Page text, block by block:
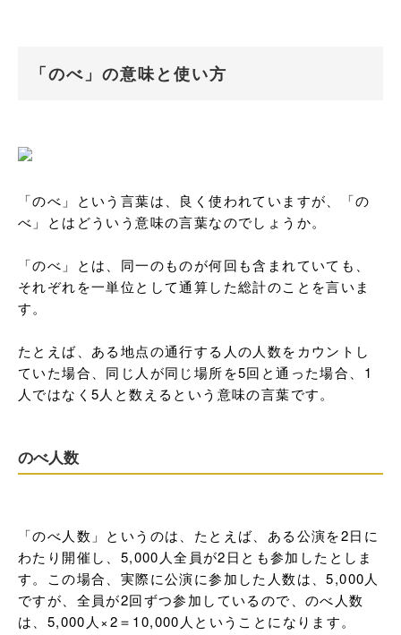
「のべ」の意味と使い方
「のべ」という言葉は、良く使われていますが、「の
べ」とはどういう意味の言葉なのでしょうか。
「のべ」とは、同一のものが何回も含まれていても、
それぞれを一単位として通算した総計のことを言いま
す。
たとえば、ある地点の通行する人の人数をカウントし
ていた場合、同じ人が同じ場所を5回と通った場合、1
人ではなく5人と数えるという意味の言葉です。
のべ人数
「のべ人数」というのは、たとえば、ある公演を2日に
わたり開催し、5,000人全員が2日とも参加したとしま
す。この場合、実際に公演に参加した人数は、5,000人
ですが、全員が2回ずつ参加しているので、のべ人数
は、5,000人×2＝10,000人ということになります。